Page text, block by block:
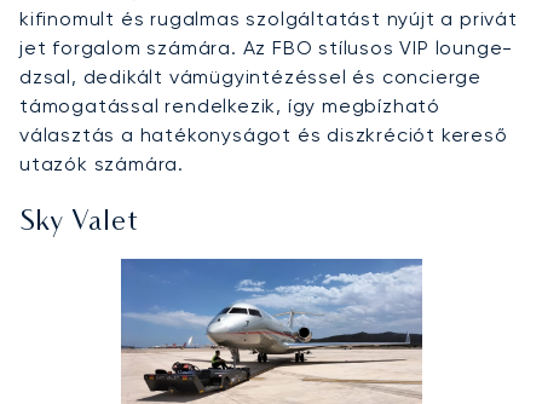
kifinomult és rugalmas szolgáltatást nyújt a privát
jet forgalom számára. Az FBO stílusos VIP lounge-
dzsal, dedikált vámügyintézéssel és concierge
támogatással rendelkezik, így megbízható
választás a hatékonyságot és diszkréciót kereső
utazók számára.
Sky Valet